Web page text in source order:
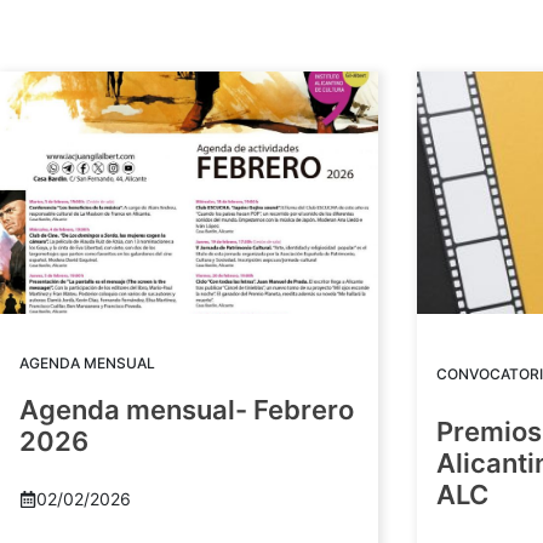
AGENDA MENSUAL
Agenda mensual- Febrero
2026
02/02/2026
ALC